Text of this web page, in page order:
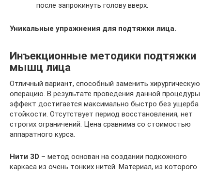
после запрокинуть голову вверх.
Уникальные упражнения для подтяжки лица.
Инъекционные методики подтяжки
мышц лица
Отличный вариант, способный заменить хирургическую
операцию. В результате проведения данной процедуры
эффект достигается максимально быстро без ущерба
стойкости. Отсутствует период восстановления, нет
строгих ограничений. Цена сравнима со стоимостью
аппаратного курса.
Нити 3D – метод основан на создании подкожного
каркаса из очень тонких нитей. Материал, из которого